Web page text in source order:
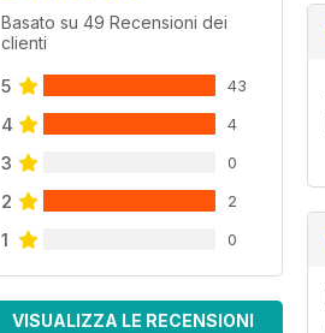
Basato su 49 Recensioni dei
clienti
5 43
4 4
3 0
2 2
1 0
VISUALIZZA LE RECENSIONI